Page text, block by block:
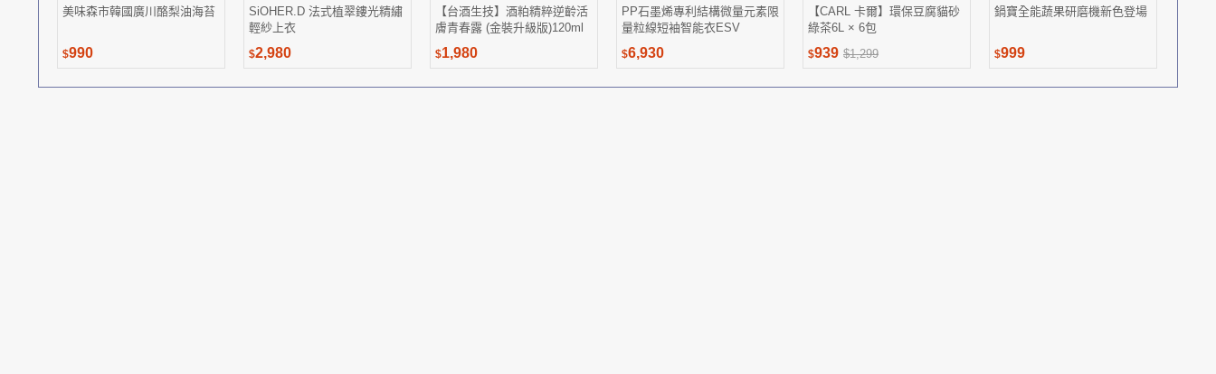
美味森市韓國廣川酪梨油海苔
$990
SiOHER.D 法式植翠鏤光精繡
輕紗上衣
$2,980
【台酒生技】酒粕精粹逆齡活
膚青春露 (金裝升級版)120ml
*5入(保濕美白加強版)
$1,980
PP石墨烯專利結構微量元素限
量粒線短袖智能衣ESV
$6,930
【CARL 卡爾】環保豆腐貓砂
綠茶6L × 6包
$939 $1,299
鍋寶全能蔬果研磨機新色登場
$999